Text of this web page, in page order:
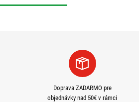
Doprava ZADARMO pre
objednávky nad 50€ v rámci